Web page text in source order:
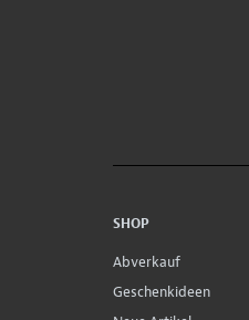
SHOP
Abverkauf
Geschenkideen